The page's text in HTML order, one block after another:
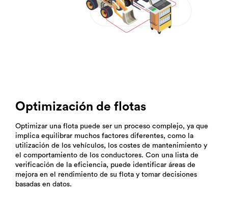
Optimización de flotas
Optimizar una flota puede ser un proceso complejo, ya que
implica equilibrar muchos factores diferentes, como la
utilización de los vehículos, los costes de mantenimiento y
el comportamiento de los conductores. Con una lista de
verificación de la eficiencia, puede identificar áreas de
mejora en el rendimiento de su flota y tomar decisiones
basadas en datos.